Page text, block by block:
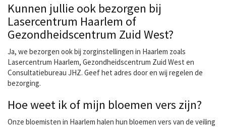
Kunnen jullie ook bezorgen bij
Lasercentrum Haarlem of
Gezondheidscentrum Zuid West?
Ja, we bezorgen ook bij zorginstellingen in Haarlem zoals
Lasercentrum Haarlem, Gezondheidscentrum Zuid West en
Consultatiebureau JHZ. Geef het adres door en wij regelen de
bezorging.
Hoe weet ik of mijn bloemen vers zijn?
Onze bloemisten in Haarlem halen hun bloemen vers van de veiling